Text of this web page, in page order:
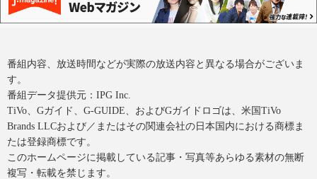
番組内容、放送時間などが実際の放送内容と異なる場合がございま
す。
番組データ提供元：IPG Inc.
TiVo、Gガイド、G-GUIDE、およびGガイドロゴは、米国TiVo
Brands LLCおよび／またはその関連会社の日本国内における商標ま
たは登録商標です。
このホームページに掲載している記事・写真等あらゆる素材の無断
複写・転載を禁じます。